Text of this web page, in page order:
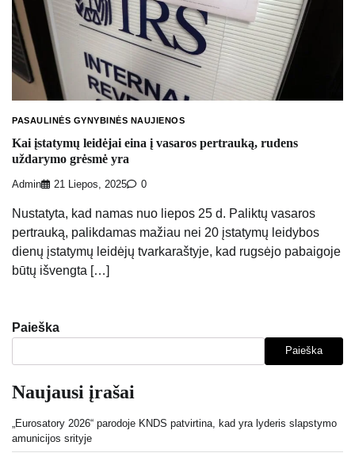
PASAULINĖS GYNYBINĖS NAUJIENOS
Kai įstatymų leidėjai eina į vasaros pertrauką, rudens
uždarymo grėsmė yra
Admin 21 Liepos, 2025 0
Nustatyta, kad namas nuo liepos 25 d. Paliktų vasaros
pertrauką, palikdamas mažiau nei 20 įstatymų leidybos
dienų įstatymų leidėjų tvarkaraštyje, kad rugsėjo pabaigoje
būtų išvengta […]
Paieška
Paieška
Naujausi įrašai
„Eurosatory 2026“ parodoje KNDS patvirtina, kad yra lyderis slapstymo
amunicijos srityje